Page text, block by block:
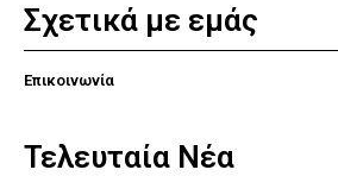
Σχετικά με εμάς
Επικοινωνία
Τελευταία Νέα